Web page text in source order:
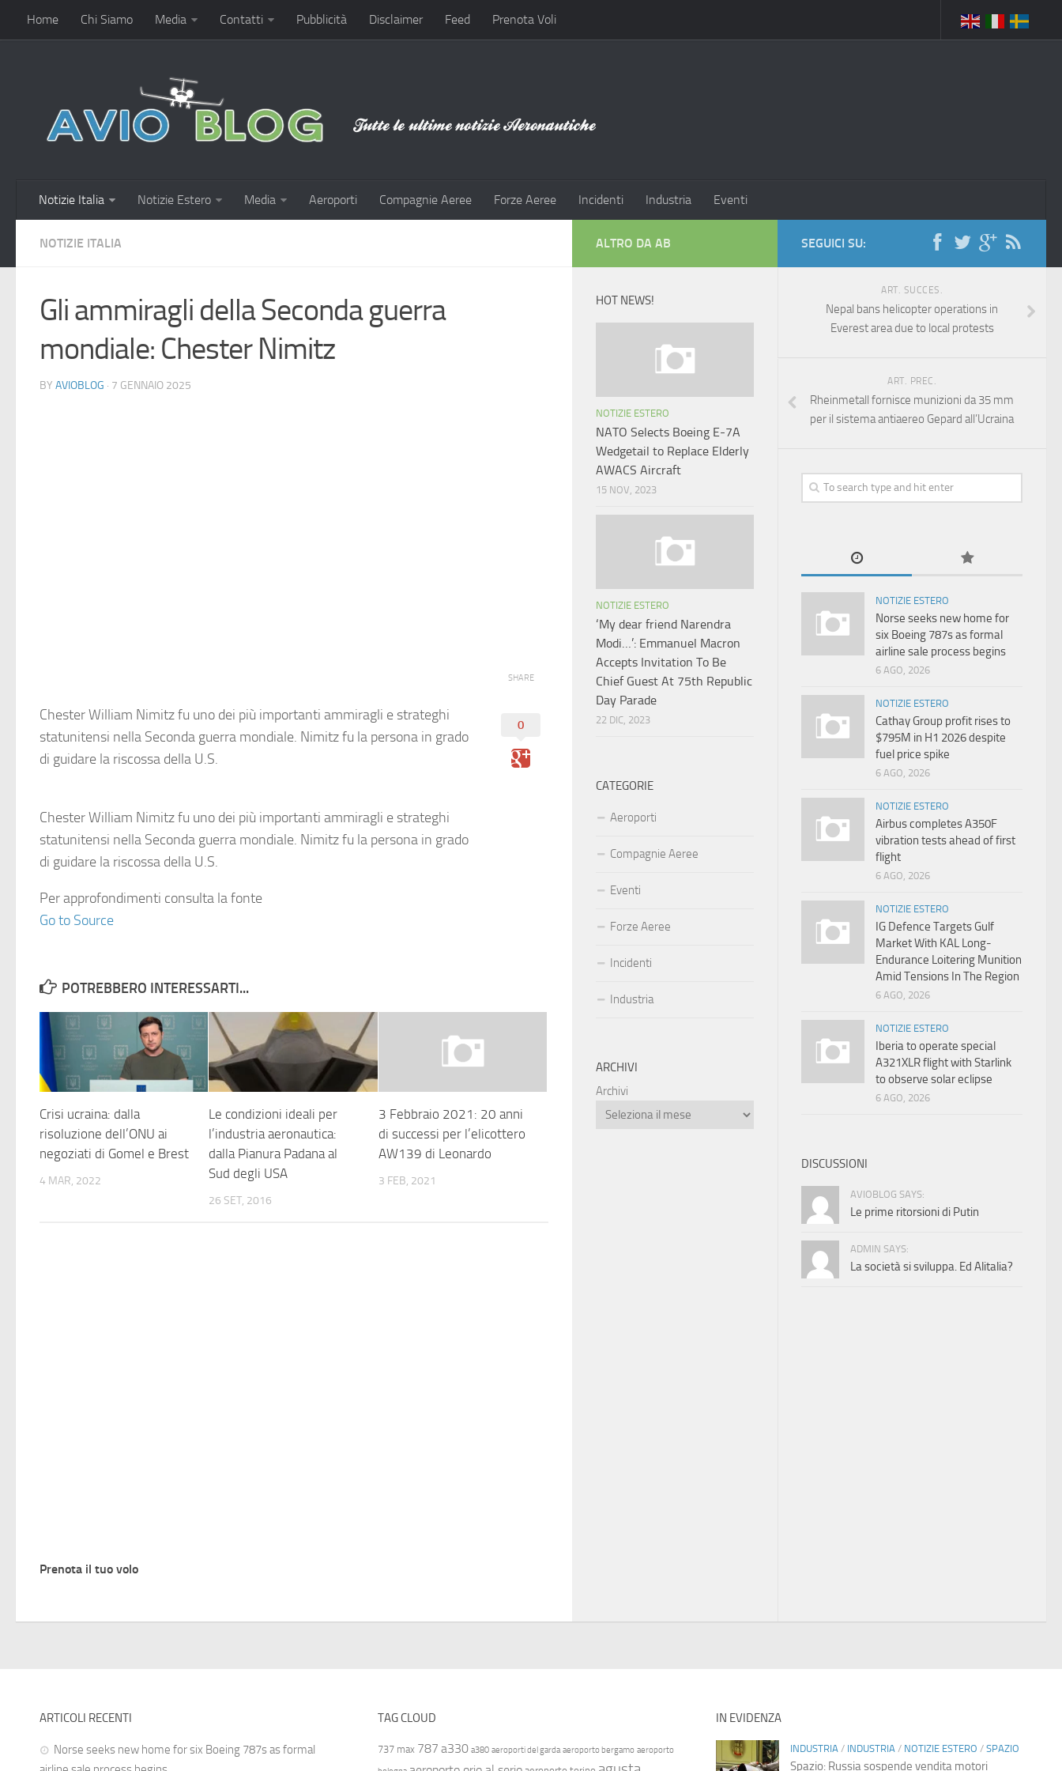
Home Chi Siamo Media Contatti Pubblicità Disclaimer Feed Prenota Voli
Notizie Italia Notizie Estero Media Aeroporti Compagnie Aeree Forze Aeree Incidenti Industria Eventi
NOTIZIE ITALIA
Gli ammiragli della Seconda guerra
mondiale: Chester Nimitz
BY AVIOBLOG · 7 GENNAIO 2025
Chester William Nimitz fu uno dei più importanti ammiragli e strateghi
statunitensi nella Seconda guerra mondiale. Nimitz fu la persona in grado
di guidare la riscossa della U.S.
Chester William Nimitz fu uno dei più importanti ammiragli e strateghi
statunitensi nella Seconda guerra mondiale. Nimitz fu la persona in grado
di guidare la riscossa della U.S.
Per approfondimenti consulta la fonte
Go to Source
SHARE
0
POTREBBERO INTERESSARTI...
Crisi ucraina: dalla
risoluzione dell’ONU ai
negoziati di Gomel e Brest
4 MAR, 2022
Le condizioni ideali per
l’industria aeronautica:
dalla Pianura Padana al
Sud degli USA
26 SET, 2016
3 Febbraio 2021: 20 anni
di successi per l’elicottero
AW139 di Leonardo
3 FEB, 2021
Prenota il tuo volo
SEGUICI SU:
ART. SUCCES.
Nepal bans helicopter operations in
Everest area due to local protests
ART. PREC.
Rheinmetall fornisce munizioni da 35 mm
per il sistema antiaereo Gepard all’Ucraina
NOTIZIE ESTERO
Norse seeks new home for
six Boeing 787s as formal
airline sale process begins
6 AGO, 2026
NOTIZIE ESTERO
Cathay Group profit rises to
$795M in H1 2026 despite
fuel price spike
6 AGO, 2026
NOTIZIE ESTERO
Airbus completes A350F
vibration tests ahead of first
flight
6 AGO, 2026
NOTIZIE ESTERO
IG Defence Targets Gulf
Market With KAL Long-
Endurance Loitering Munition
Amid Tensions In The Region
6 AGO, 2026
NOTIZIE ESTERO
Iberia to operate special
A321XLR flight with Starlink
to observe solar eclipse
6 AGO, 2026
DISCUSSIONI
AVIOBLOG SAYS:
Le prime ritorsioni di Putin
ADMIN SAYS:
La società si sviluppa. Ed Alitalia?
ALTRO DA AB
HOT NEWS!
NOTIZIE ESTERO
NATO Selects Boeing E-7A
Wedgetail to Replace Elderly
AWACS Aircraft
15 NOV, 2023
NOTIZIE ESTERO
‘My dear friend Narendra
Modi…’: Emmanuel Macron
Accepts Invitation To Be
Chief Guest At 75th Republic
Day Parade
22 DIC, 2023
CATEGORIE
Aeroporti
Compagnie Aeree
Eventi
Forze Aeree
Incidenti
Industria
ARCHIVI
Archivi
ARTICOLI RECENTI
Norse seeks new home for six Boeing 787s as formal
TAG CLOUD
737 max 787 a330 a380 aeroporti del garda aeroporto bergamo aeroporto
IN EVIDENZA
INDUSTRIA/ INDUSTRIA/ NOTIZIE ESTERO / SPAZIO
Spazio: Russia sospende vendita motori